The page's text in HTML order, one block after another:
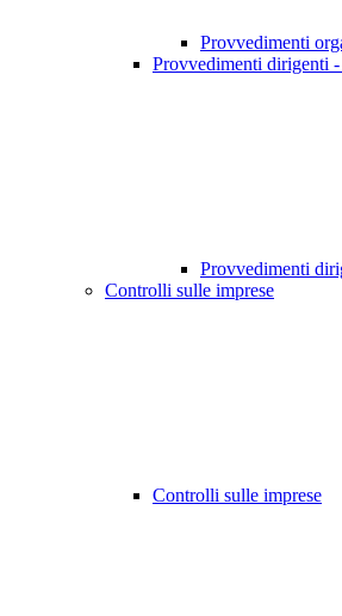
Provvedimenti
Provvedimenti dirigenti
Provvedimenti
Controlli sulle imprese
Controlli sulle imprese